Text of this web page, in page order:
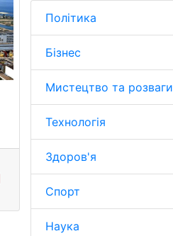
Політика
Бізнес
Мистецтво та розваги
Технологія
Здоров'я
Спорт
Наука